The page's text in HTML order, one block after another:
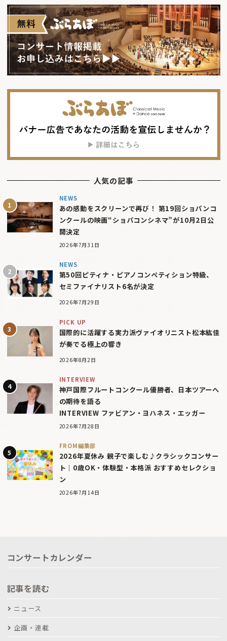
人気の記事
NEWS
あの感動をスクリーンで再び！ 第19回ショパンコ
ンクールの映画“ショパコンシネマ”が10月2日公
開決定
2026年7月31日
NEWS
第50回ピティナ・ピアノコンペティション特級、
セミファイナリスト6名が決定
2026年7月29日
PICK UP
国際的に活躍する実力派ヴァイオリニスト松本紘佳
が奏でる極上の響き
2026年8月2日
INTERVIEW
神戸国際フルートコンクール優勝者、日本ツアーへ
の期待を語る
INTERVIEW ファビアン・ヨハネス・エッガー
2026年7月28日
FROM編集部
2026年夏休み 親子で楽しむ♪クラシックコンサー
ト｜0歳OK・体験型・本格派 おすすめセレクショ
ン
2026年7月14日
コンサートカレンダー
記事を読む
ニュース
企画・連載